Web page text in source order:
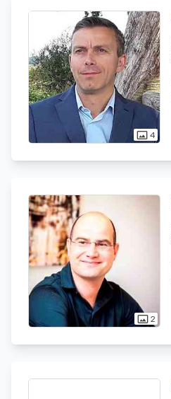
photo_size_select_actual4
photo_size_select_actual2